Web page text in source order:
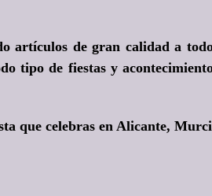
artículos de gran calidad a
tipo de fiestas y
que celebras en Alicante,